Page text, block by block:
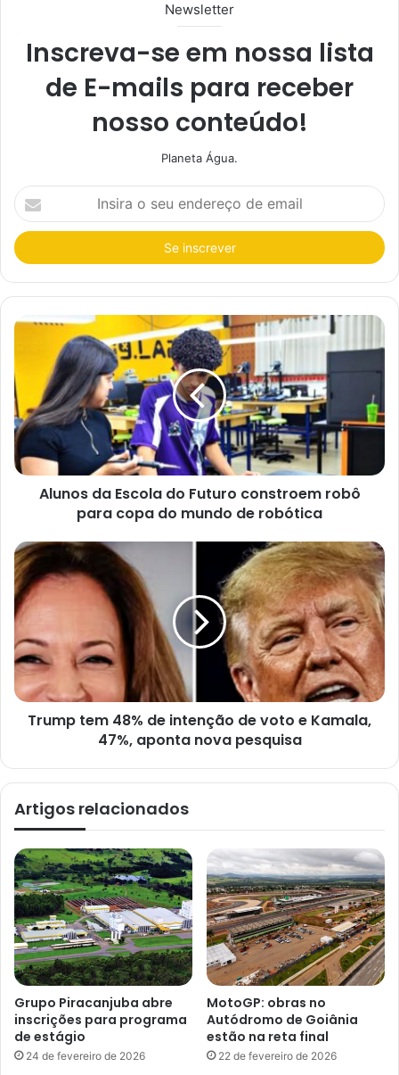
Newsletter
Inscreva-se em nossa lista
de E-mails para receber
nosso conteúdo!
Planeta Água.
I
n
i
r
a
o
s
u
e
r
e
ç
o
e
e
Alunos da Escola do Futuro constroem robô
para copa do mundo de robótica
Trump tem 48% de intenção de voto e Kamala,
47%, aponta nova pesquisa
Artigos relacionados
Grupo Piracanjuba abre
inscrições para programa
de estágio
24 de fevereiro de 2026
MotoGP: obras no
Autódromo de Goiânia
estão na reta final
22 de fevereiro de 2026